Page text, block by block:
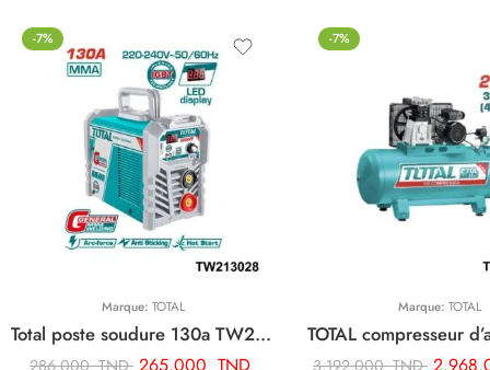
-7%
Marque: TOTAL
Total poste soudure 130a TW213028
286.000TND
-7%
Marque: TOTAL
3.192.000TND